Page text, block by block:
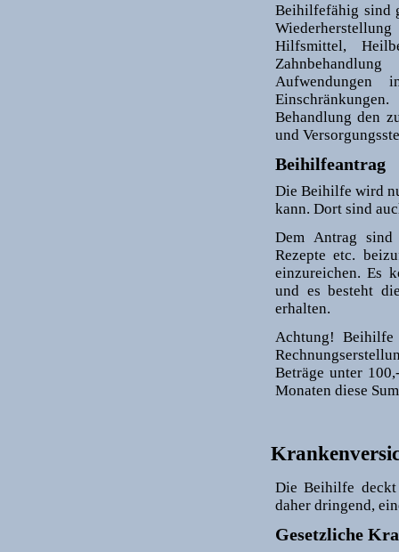
Beihilfefähig sind
Hilfsmittel,
Aufwendungen
Behandlung den
und
Beihilfeantrag
Die Beihilfe wird
kann. Dort sind
Dem Antrag sind
Rezepte etc.
einzureichen. Es
und es besteht
erhalten.
Achtung! Beihilfe
Beträge unter
Monaten diese
Die Beihilfe
daher dringend,
Gesetzliche